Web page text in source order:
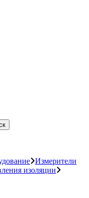
Измерители
изоляции